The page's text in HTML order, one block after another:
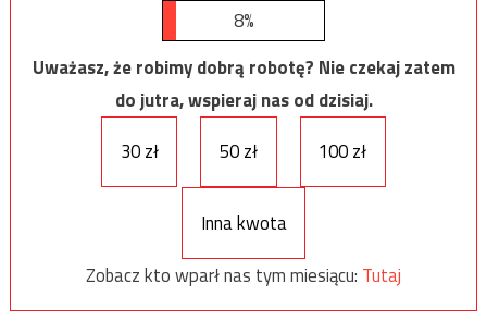
8%
Uważasz, że robimy dobrą robotę? Nie czekaj zatem
do jutra, wspieraj nas od dzisiaj.
30 zł
50 zł 100 zł
Inna kwota
Zobacz kto wparł nas tym miesiącu: Tutaj